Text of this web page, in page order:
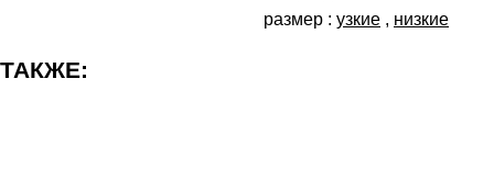
размер : узкие , низкие